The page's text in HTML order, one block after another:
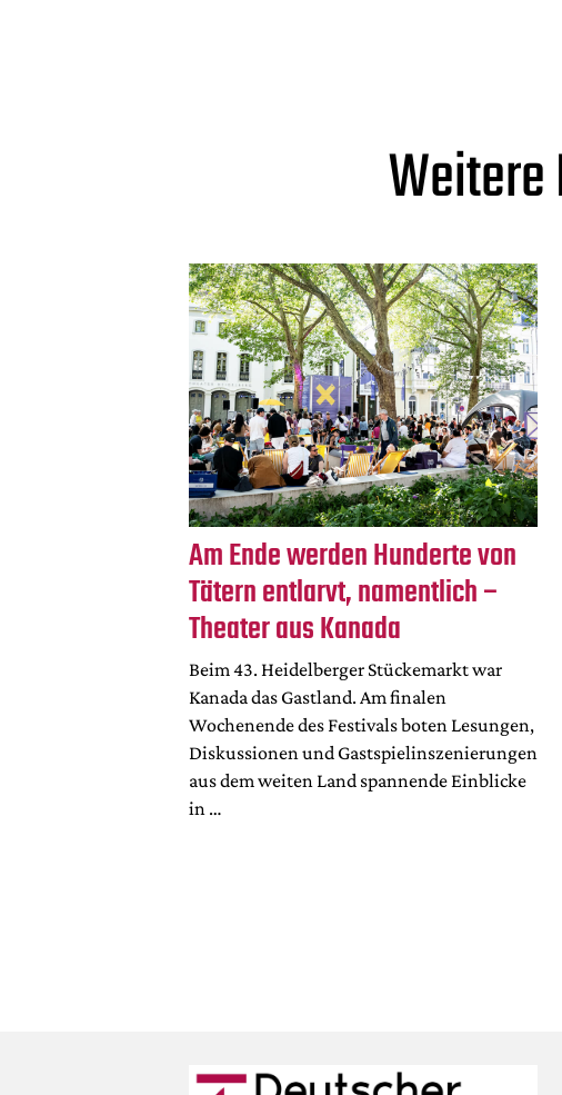
Am Ende werden Hunderte von
Tätern entlarvt, namentlich –
Theater aus Kanada
Beim 43. Heidelberger Stückemarkt war
Kanada das Gastland. Am finalen
Wochenende des Festivals boten Lesungen,
Diskussionen und Gastspielinszenierungen
aus dem weiten Land spannende Einblicke
in …